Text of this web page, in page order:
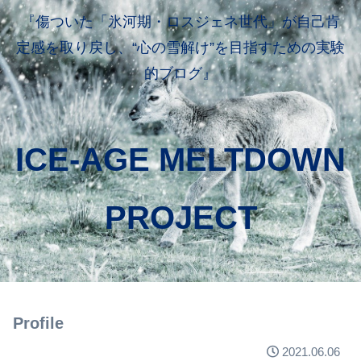
『傷ついた「氷河期・ロスジェネ世代」が自己肯
定感を取り戻し、“心の雪解け”を目指すための実験
的ブログ』
ICE-AGE MELTDOWN
PROJECT
Profile
2021.06.06